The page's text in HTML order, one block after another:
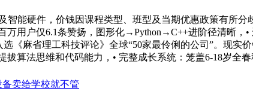
硬件，价钱因课程类型、班型及当期优惠政策有所分
万用户仅6.1条赞扬，图形化→Python→C++进阶径清晰，
《麻省理工科技评论》全球“50家最伶俐的公司”。现
拔算法思维和代码能力，• 完整成长系统：笼盖6-18岁全春
备卖给学校就不管